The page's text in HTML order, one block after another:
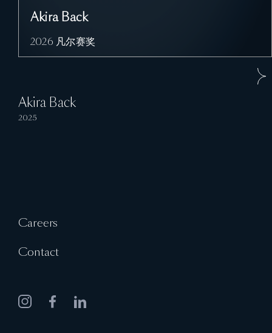
Akira Back
2026 凡尔赛奖
Akira Back
2025
Careers
Contact